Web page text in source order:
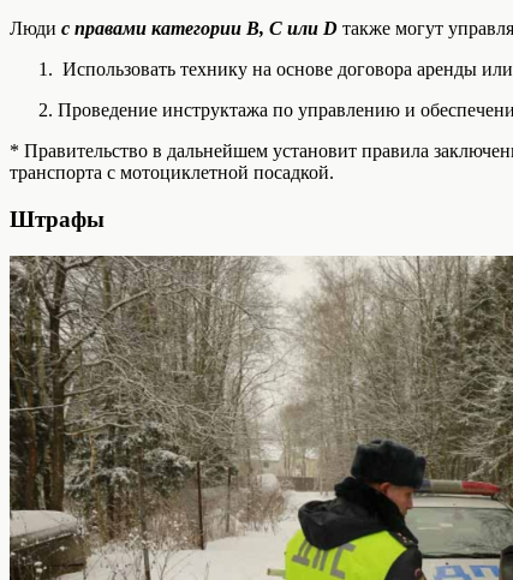
Люди с правами категории B, C или D также могут
Использовать технику на основе договора аренды
Проведение инструктажа по управлению и
* Правительство в дальнейшем установит правила
транспорта с мотоциклетной посадкой.
Штрафы